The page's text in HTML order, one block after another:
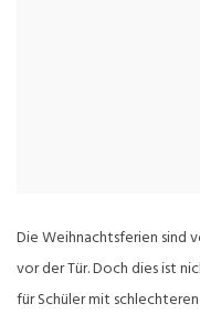
Die Weihnachtsferien sind
vor der Tür. Doch dies ist
für Schüler mit